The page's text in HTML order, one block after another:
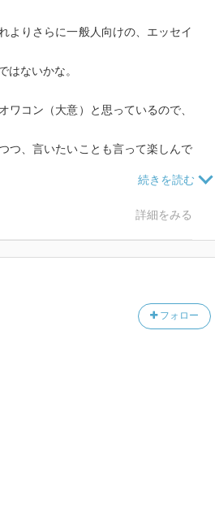
よりさらに一般人向けの、エッセイ
はないかな。
コン（大意）と思っているので、
つ、言いたいことも言って楽しんで
味しさについて語った回とNHK番組
てたんだ、と親近感が湧きました。
嗣は名前をあげたんだなあ、すご
詳細をみる
フォロー